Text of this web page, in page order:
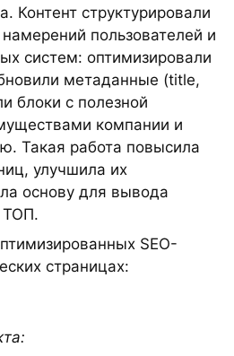
Контент структурировали
пользователей и
систем: оптимизировали
метаданные (title,
блоки с полезной
компании и
Такая работа повысила
улучшила их
основу для вывода
ТОП.
SEO-
страницах: